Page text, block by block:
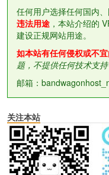
任何用户选择任何国内
违法用途 ，本站介绍的
建设正规网站用途。
如本站有任何侵权或不
题，不提供任何技术支
邮箱：
关注本站